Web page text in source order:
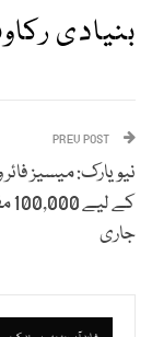
بنیادی
نیویارک: میسیز
جاری